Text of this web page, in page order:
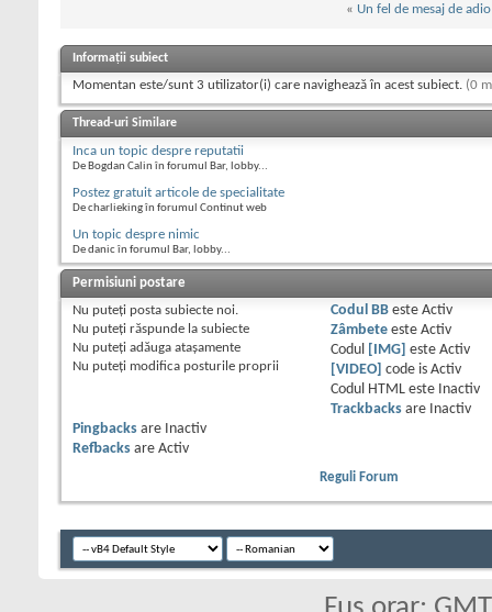
« Un fel de mesaj de adio
Informații subiect
Momentan este/sunt 3 utilizator(i) care navighează în acest subiect. (0
Thread-uri Similare
Inca un topic despre reputatii
De Bogdan Calin în forumul Bar, lobby...
Postez gratuit articole de specialitate
De charlieking în forumul Continut web
Un topic despre nimic
De danic în forumul Bar, lobby...
Permisiuni postare
Nu puteţi posta subiecte noi.
Nu puteţi răspunde la subiecte
Nu puteţi adăuga ataşamente
Nu puteţi modifica posturile proprii
Codul BBeste Activ
Zâmbeteeste Activ
Codul
[IMG] este Activ
[VIDEO] code is Activ
Codul HTML este
Inactiv
Trackbacksare
Inactiv
Pingbacks are
Inactiv
Refbacks are Activ
Reguli Forum